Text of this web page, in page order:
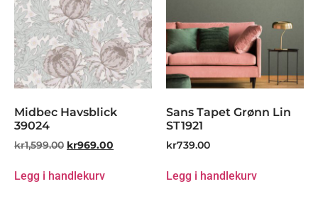
Midbec Havsblick
39024
kr1,599.00 kr969.00
Legg i handlekurv
Sans Tapet Grønn Lin
ST1921
kr739.00
Legg i handlekurv